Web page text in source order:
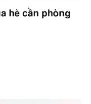
hè cần phòng